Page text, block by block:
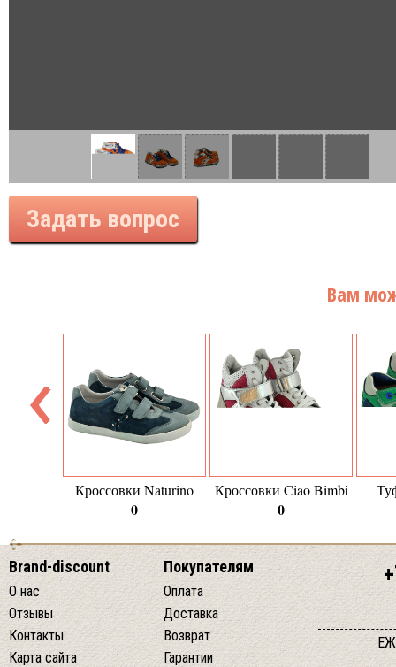
Задать вопрос
Вам
Кроссовки Naturino
0
Кроссовки Ciao Bimbi
0
Brand-discount
О нас
Отзывы
Контакты
Карта сайта
Покупателям
Оплата
Доставка
Возврат
Гарантии